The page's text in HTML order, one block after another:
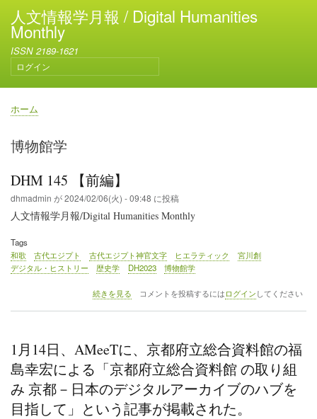
メ
イ
コ
テ
人文情報学月報 / Digital Humanities
Monthly
ISSN 2189-1621
ユ
ー
ザ
ー
カ
ン
ト
メ
ニ
ー
ログイン
パ
く
ホーム
博物館学
DHM 145 【前編】
dhmadmin が2024/02/06(火) - 09:48 に投稿
人文情報学月報/Digital Humanities Monthly
Tags
和歌
古代エジプト 古代エジプト神官文字 ヒエラティック
宮川創
デジタル・ヒストリー
歴史学 DH2023 博物館学
DHM
続きを見る コメントを投稿するには ログイン してください
1月14日、AMeeTに、京都府立総合資料館の福
島幸宏による「京都府立総合資料館 の取り組
み 京都－日本のデジタルアーカイブのハブを
目指して」という記事が掲載された。